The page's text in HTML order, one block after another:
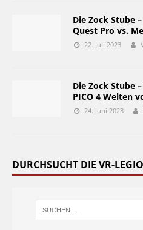
Die Zock Stube
Quest Pro vs.
22. Juli 2023
Die Zock Stube
PICO 4 Welten
24. Juni 2023
DURCHSUCHT DIE VR-